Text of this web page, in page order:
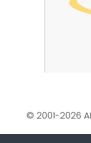
© 2001-2026